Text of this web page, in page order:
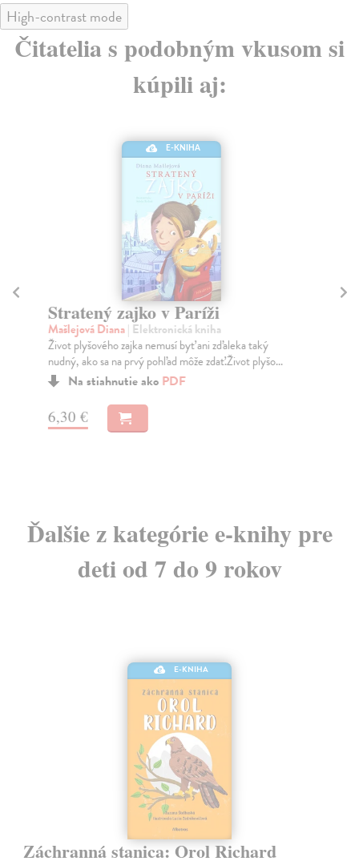
High-contrast mode
Čitatelia s podobným vkusom si
kúpili aj:
E-KNIHA
Stratený zajko v Paríži
Mašlejová Diana| Elektronická kniha
Život plyšového zajka nemusí byť ani zďaleka taký
nudný, ako sa na prvý pohľad môže zdať.Život plyšo...
Na stiahnutie ako PDF
6,30 €
Ďalšie z kategórie e-knihy pre
deti od 7 do 9 rokov
E-KNIHA
Záchranná stanica: Orol Richard